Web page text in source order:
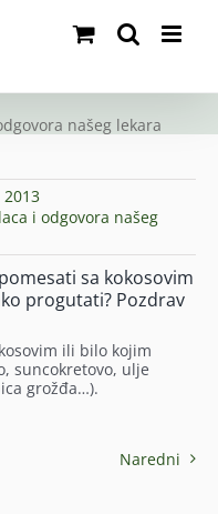
našeg lekara
i odgovora našeg
sa kokosovim
progutati? Pozdrav
ili bilo kojim
suncokretovo, ulje
grožđa…).
Naredni